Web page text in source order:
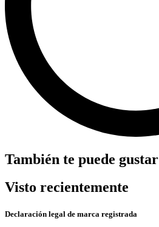
También te puede gustar
Visto recientemente
Declaración legal de marca registrada